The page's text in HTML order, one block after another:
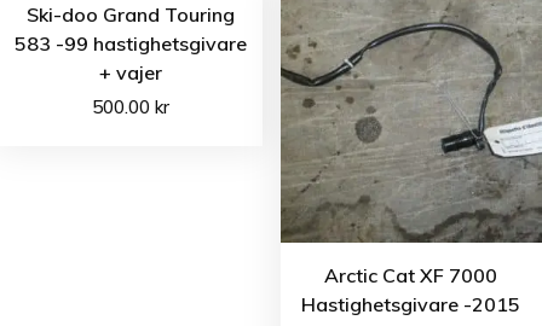
Ski-doo Grand Touring
583 -99 hastighetsgivare
+ vajer
500.00kr
Arctic Cat XF 7000
Hastighetsgivare -2015